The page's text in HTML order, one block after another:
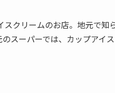
スクリームのお店。地元で知
スーパーでは、カップアイ